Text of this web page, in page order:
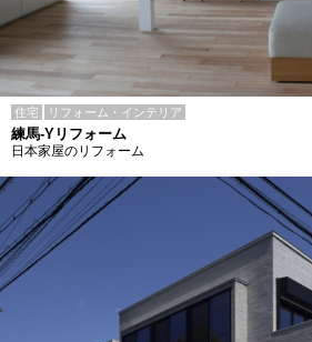
住宅 リフォーム・インテリア
練馬-Yリフォーム
日本家屋のリフォーム